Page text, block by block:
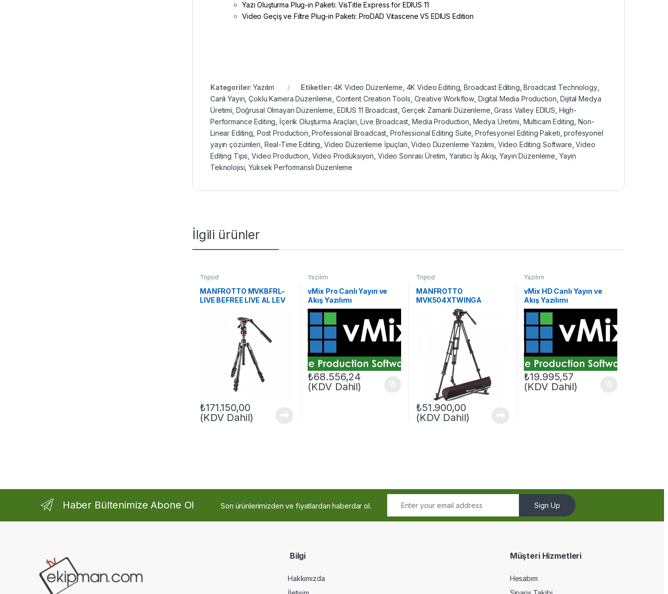
Yazı Oluşturma Plug-in Paketi: VisTitle Express for EDIUS 11
Video Geçiş ve Filtre Plug-in Paketi: ProDAD Vitascene V5 EDIUS Edition
Kategoriler:Yazılım Etiketler:4K Video Düzenleme 4K Video Editing ,Broadcast Editing ,Broadcast Technology,
Canlı Yayın ,Çoklu Kamera Düzenleme Content Creation Tools Creative Workflow Digital Media Production ,Dijital Medya
Üretimi Doğrusal Olmayan Düzenleme EDIUS 11 Broadcast ,Gerçek Zamanlı Düzenleme ,Grass Valley EDIUS High-
Performance Editing İçerik Oluşturma Araçları ,Live Broadcast ,Media Production Medya Üretimi Multicam Editing ,Non-
Linear Editing Post Production ,Professional Broadcast ,Professional Editing Suite ,Profesyonel Editing Paketi ,profesyonel
yayın çözümleri Real-Time Editing Video Düzenleme İpuçları ,Video Düzenleme Yazılımı Video Editing Software ,Video
Editing Tips ,Video Production Video Prodüksiyon Video Sonrası Üretim Yaratıcı İş Akışı ,Yayın Düzenleme Yayın
Teknolojisi ,Yüksek Performanslı Düzenleme
İlgili ürünler
Tripod
MANFROTTO MVKBFRL-
LIVE BEFREE LIVE AL LEV
₺171.150,00
(KDV Dahil)
Yazılım
vMix Pro Canlı Yayın ve
Akış Yazılımı
₺68.556,24
(KDV Dahil)
Tripod
MANFROTTO
MVK504XTWINGA
NITROTECH 504 & ALU
₺51.900,00
(KDV Dahil)
Yazılım
vMix HD Canlı Yayın ve
Akış Yazılımı
₺19.995,57
(KDV Dahil)
Haber Bültenimize Abone Ol Son ürünlerimizden ve fiyatlardan haberdar ol. Sign Up
Bilgi
Hakkımızda
Müşteri Hizmetleri
Hesabım